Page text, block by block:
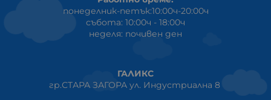
понеделник-петък:10:00ч-20:00ч
събота: 10:00ч - 18:00ч
неделя: почивен ден
ГАЛИКС
гр.СТАРА ЗАГОРА ул. Индустриална 8